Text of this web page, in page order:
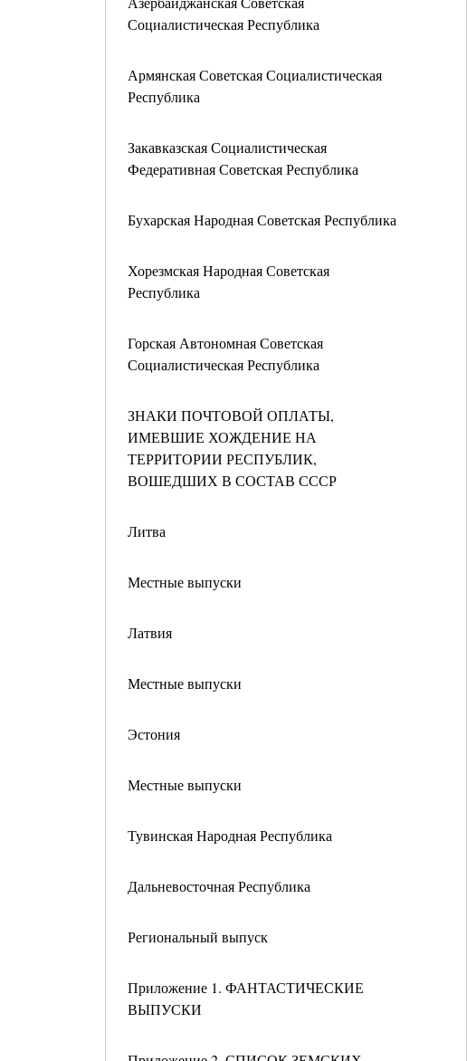
Социалистическая Республика
Армянская Советская Социалистическая
Республика
Закавказская Социалистическая
Федеративная Советская Республика
Бухарская Народная Советская Республика
Хорезмская Народная Советская
Республика
Горская Автономная Советская
Социалистическая Республика
ЗНАКИ ПОЧТОВОЙ ОПЛАТЫ,
ИМЕВШИЕ ХОЖДЕНИЕ НА
ТЕРРИТОРИИ РЕСПУБЛИК,
ВОШЕДШИХ В СОСТАВ СССР
Литва
Местные выпуски
Латвия
Местные выпуски
Эстония
Местные выпуски
Тувинская Народная Республика
Дальневосточная Республика
Региональный выпуск
Приложение 1. ФАНТАСТИЧЕСКИЕ
ВЫПУСКИ